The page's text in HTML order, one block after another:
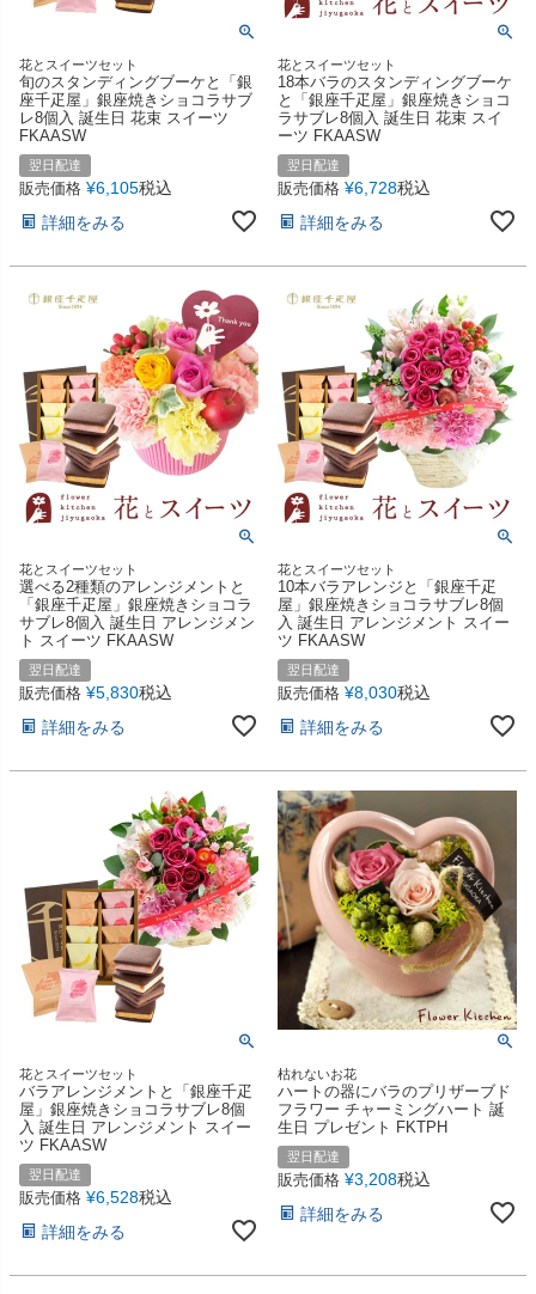
花とスイーツセット
旬のスタンディングブーケと「銀
座千疋屋」銀座焼きショコラサブ
レ8個入 誕生日 花束 スイーツ
FKAASW
翌日配達
販売価格 ¥6,105税込
詳細をみる
花とスイーツセット
18本バラのスタンディングブーケ
と「銀座千疋屋」銀座焼きショコ
ラサブレ8個入 誕生日 花束 スイ
ーツ FKAASW
翌日配達
販売価格 ¥6,728税込
詳細をみる
花とスイーツセット
選べる2種類のアレンジメントと
「銀座千疋屋」銀座焼きショコラ
サブレ8個入 誕生日 アレンジメン
ト スイーツ FKAASW
翌日配達
販売価格 ¥5,830税込
詳細をみる
花とスイーツセット
10本バラアレンジと「銀座千疋
屋」銀座焼きショコラサブレ8個
入 誕生日 アレンジメント スイー
ツ FKAASW
翌日配達
販売価格 ¥8,030税込
詳細をみる
花とスイーツセット
バラアレンジメントと「銀座千疋
屋」銀座焼きショコラサブレ8個
入 誕生日 アレンジメント スイー
ツ FKAASW
翌日配達
販売価格 ¥6,528税込
詳細をみる
枯れないお花
ハートの器にバラのプリザーブド
フラワー チャーミングハート 誕
生日 プレゼント FKTPH
翌日配達
販売価格 ¥3,208税込
詳細をみる